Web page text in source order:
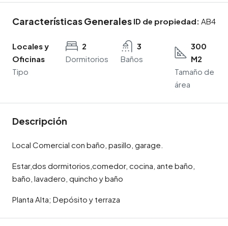
Características Generales ID de propiedad: AB4
Locales y
Oficinas
Tipo
2
Dormitorios
3
Baños
300
M2
Tamaño de
área
Descripción
Local Comercial con baño, pasillo, garage.
Estar,dos dormitorios,comedor, cocina, ante baño,
baño, lavadero, quincho y baño
Planta Alta; Depósito y terraza